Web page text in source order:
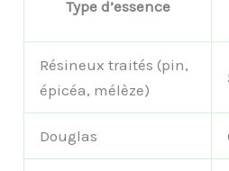
Type d’essence
Résineux traités (pin,
épicéa, mélèze)
Douglas